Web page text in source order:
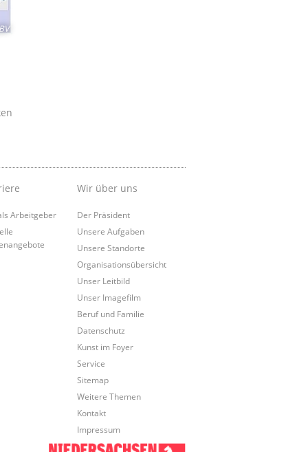
Arbeitgeber
Wir über uns
Der Präsident
Unsere Aufgaben
Unsere Standorte
Organisationsübersicht
Unser Leitbild
Unser Imagefilm
Beruf und Familie
Datenschutz
Kunst im Foyer
Service
Sitemap
Weitere Themen
Kontakt
Impressum